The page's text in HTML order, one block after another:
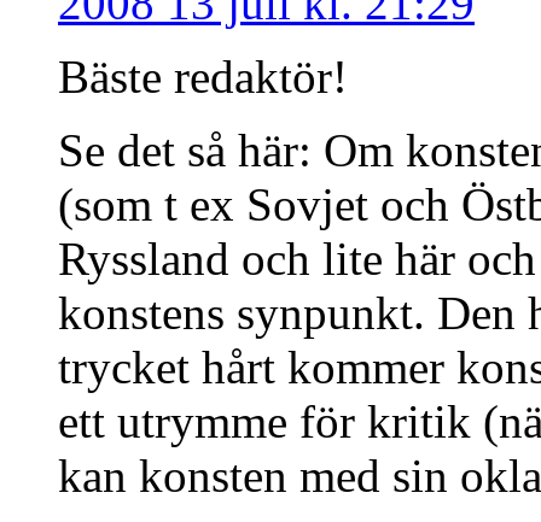
Bäste redaktör!
Se det så här: Om
(som t ex Sovjet och
Ryssland och lite här
konstens synpunkt. Den
trycket hårt kommer
ett utrymme för kritik
kan konsten med sin